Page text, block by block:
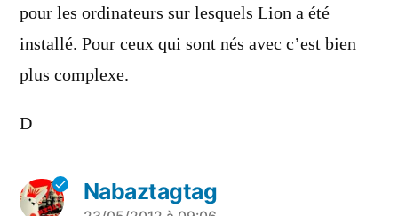
pour les ordinateurs sur lesquels Lion a été
installé. Pour ceux qui sont nés avec c’est bien
plus complexe.
D
Nabaztagtag